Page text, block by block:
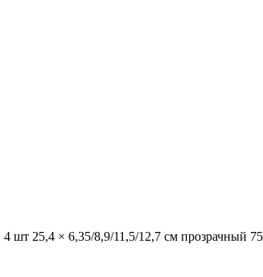
шт 25,4 × 6,35/8,9/11,5/12,7 см прозрачный